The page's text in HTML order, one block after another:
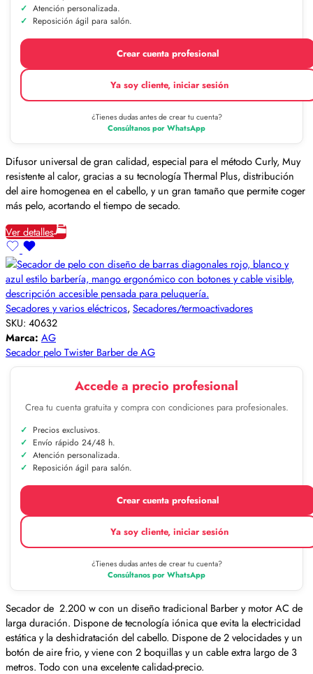
Atención personalizada.
Reposición ágil para salón.
Crear cuenta profesional
Ya soy cliente, iniciar sesión
¿Tienes dudas antes de crear tu cuenta?
Consúltanos por WhatsApp
Difusor universal de gran calidad, especial para el método Curly, Muy
resistente al calor, gracias a su tecnología Thermal Plus, distribución
del aire homogenea en el cabello, y un gran tamaño que permite coger
más pelo, acortando el tiempo de secado.
Ver detalles
Secadores y varios eléctricos, Secadores/termoactivadores
SKU: 40632
Marca: AG
Secador pelo Twister Barber de AG
Accede a precio profesional
Crea tu cuenta gratuita y compra con condiciones para profesionales.
Precios exclusivos.
Envío rápido 24/48 h.
Atención personalizada.
Reposición ágil para salón.
Crear cuenta profesional
Ya soy cliente, iniciar sesión
¿Tienes dudas antes de crear tu cuenta?
Consúltanos por WhatsApp
Secador de 2.200 w con un diseño tradicional Barber y motor AC de
larga duración. Dispone de tecnología iónica que evita la electricidad
estática y la deshidratación del cabello. Dispone de 2 velocidades y un
botón de aire frio, y viene con 2 boquillas y un cable extra largo de 3
metros. Todo con una excelente calidad-precio.